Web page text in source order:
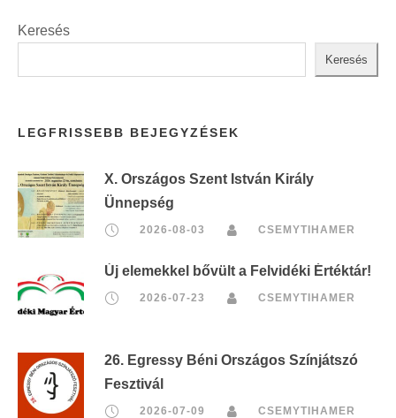
Keresés
Keresés
LEGFRISSEBB BEJEGYZÉSEK
X. Országos Szent István Király
Ünnepség
2026-08-03 CSEMYTIHAMER
Új elemekkel bővült a Felvidéki Értéktár!
2026-07-23 CSEMYTIHAMER
26. Egressy Béni Országos Színjátszó
Fesztivál
2026-07-09 CSEMYTIHAMER